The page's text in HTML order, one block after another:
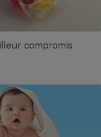
compromis